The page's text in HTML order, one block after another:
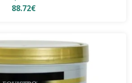
88.72€